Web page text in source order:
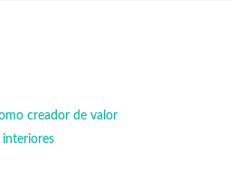
creador de valor
interiores